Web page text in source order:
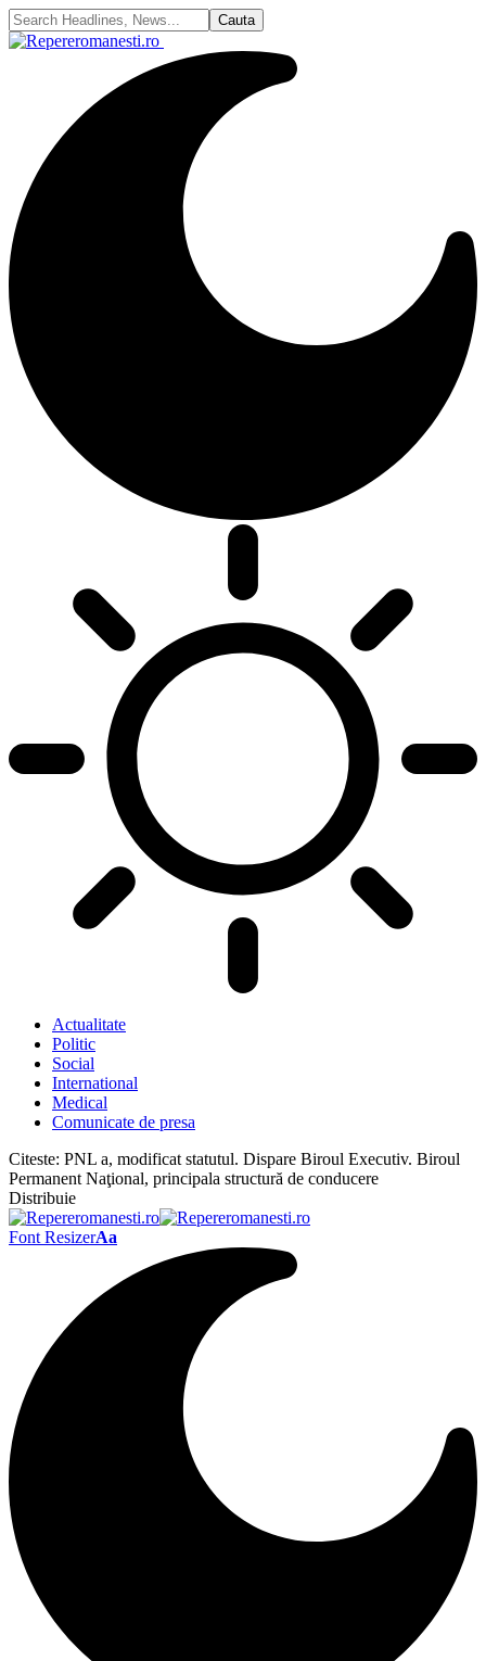
Actualitate
Politic
Social
International
Medical
Comunicate de presa
Citeste: PNL a, modificat statutul. Dispare Biroul Executiv. Biroul
Permanent Naţional, principala structură de conducere
Distribuie
Font ResizerAa